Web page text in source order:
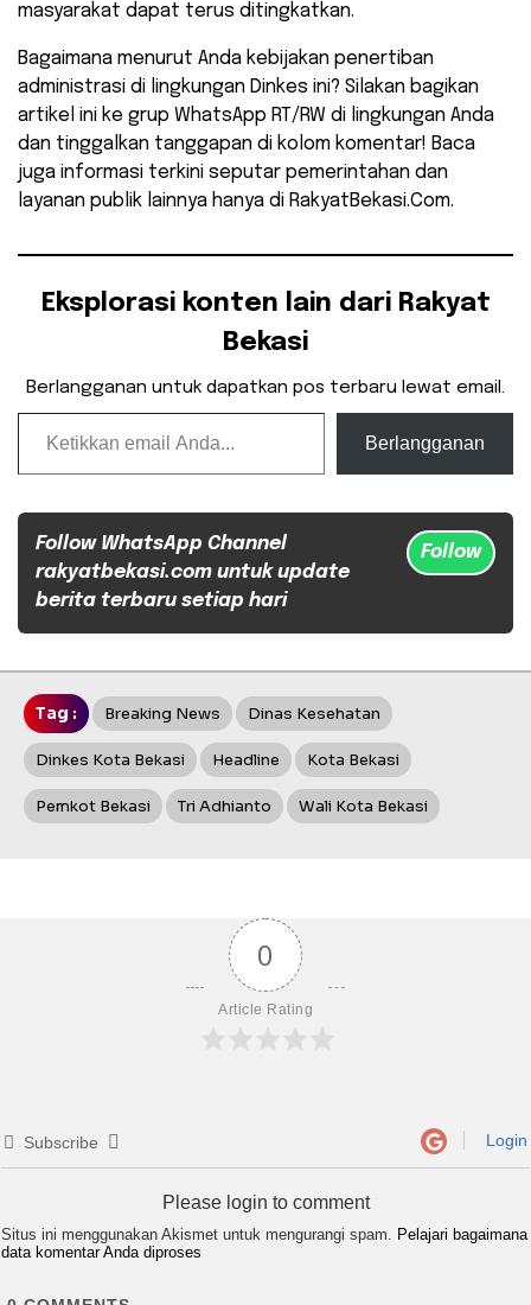
masyarakat dapat terus ditingkatkan.
Bagaimana menurut Anda kebijakan penertiban
administrasi di lingkungan Dinkes ini? Silakan bagikan
artikel ini ke grup WhatsApp RT/RW di lingkungan Anda
dan tinggalkan tanggapan di kolom komentar! Baca
juga informasi terkini seputar pemerintahan dan
layanan publik lainnya hanya di RakyatBekasi.Com.
Eksplorasi konten lain dari Rakyat
Bekasi
Berlangganan untuk dapatkan pos terbaru lewat email.
Ketikkan email Anda...
Berlangganan
Follow WhatsApp Channel
rakyatbekasi.com untuk update
berita terbaru setiap hari
Follow
Tag : Breaking News Dinas Kesehatan
Dinkes Kota Bekasi Headline Kota Bekasi
Pemkot Bekasi Tri Adhianto Wali Kota Bekasi
0
Article Rating
Subscribe Login
Please login to comment
Situs ini menggunakan Akismet untuk mengurangi spam. Pelajari bagaimana
data komentar Anda diproses